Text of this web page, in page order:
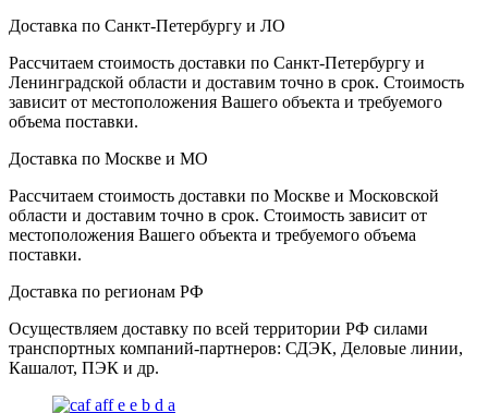
Доставка по Санкт-Петербургу и ЛО
Рассчитаем стоимость доставки по Санкт-Петербургу и
Ленинградской области и доставим точно в срок. Стоимость
зависит от местоположения Вашего объекта и требуемого
объема поставки.
Доставка по Москве и МО
Рассчитаем стоимость доставки по Москве и Московской
области и доставим точно в срок. Стоимость зависит от
местоположения Вашего объекта и требуемого объема
поставки.
Доставка по регионам РФ
Осуществляем доставку по всей территории РФ силами
транспортных компаний-партнеров: СДЭК, Деловые линии,
Кашалот, ПЭК и др.